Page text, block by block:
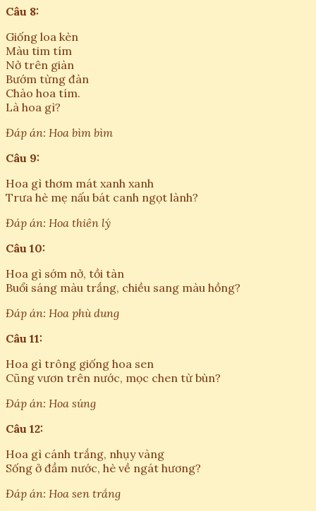
Câu 8:
Giống loa kèn
Màu tim tím
Nở trên giàn
Bướm từng đàn
Chào hoa tím.
Là hoa gì?
Đáp án: Hoa bìm bìm
Câu 9:
Hoa gì thơm mát xanh xanh
Trưa hè mẹ nấu bát canh ngọt lành?
Đáp án: Hoa thiên lý
Câu 10:
Hoa gì sớm nở, tồi tàn
Buổi sáng màu trắng, chiều sang màu hồng?
Đáp án: Hoa phù dung
Câu 11:
Hoa gì trông giống hoa sen
Cũng vươn trên nước, mọc chen từ bùn?
Đáp án: Hoa súng
Câu 12:
Hoa gì cánh trắng, nhụy vàng
Sống ở đầm nước, hè về ngát hương?
Đáp án: Hoa sen trắng